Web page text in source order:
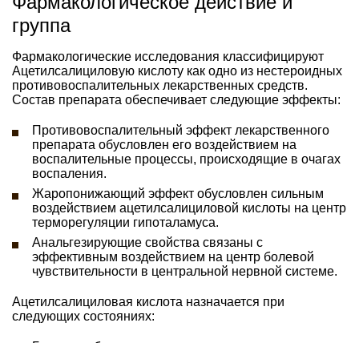
группа
Фармакологические исследования классифицируют
Ацетилсалициловую кислоту как одно из нестероидных
противовоспалительных лекарственных средств.
Состав препарата обеспечивает следующие эффекты:
Противовоспалительный эффект лекарственного
препарата обусловлен его воздействием на
воспалительные процессы, происходящие в очагах
воспаления.
Жаропонижающий эффект обусловлен сильным
воздействием ацетилсалициловой кислоты на центр
терморегуляции гипоталамуса.
Анальгезирующие свойства связаны с
эффективным воздействием на центр болевой
чувствительности в центральной нервной системе.
Ацетилсалициловая кислота назначается при
следующих состояниях: